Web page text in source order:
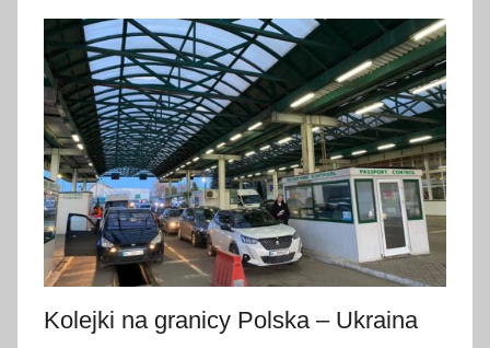
8
l
u
t
e
g
o
2
2
3Kolejki na granicy Polska – Ukraina